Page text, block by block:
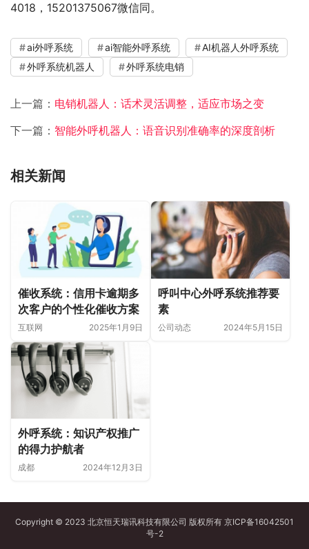
4018，15201375067微信同。
ai外呼系统 ai智能外呼系统
AI机器人外呼系统
外呼系统机器人
外呼系统电销
上一篇： 电销机器人：话术灵活调整，适应市场之变
下一篇： 智能外呼机器人：语音识别准确率的深度剖析
相关新闻
催收系统：信用卡逾期多
次客户的个性化催收方案
互联网 2025年1月9日
呼叫中心外呼系统推荐要
素
公司动态 2024年5月15日
外呼系统：知识产权推广
的得力护航者
成都 2024年12月3日
Copyright © 2023 北京恒天瑞讯科技有限公司 版权所有 京ICP备16042501
号-2